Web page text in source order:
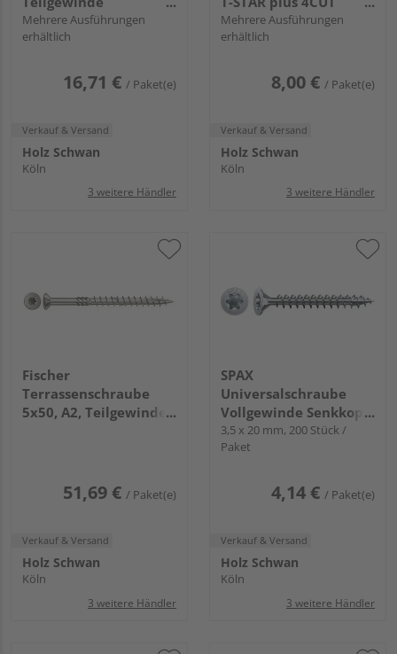
Linsensenkkopf extra
klein T-STAR plus T15
rostfrei A2 FH
Mehrere Ausführungen
erhältlich
16,71 € / Paket(e)
Verkauf & Versand
Holz Schwan
Köln
3 weitere Händler
WIROX
Mehrere Ausführungen
erhältlich
8,00 € / Paket(e)
Verkauf & Versand
Holz Schwan
Köln
3 weitere Händler
Fischer
Terrassenschraube
5x50, A2, Teilgewinde,
51,69 € / Paket(e)
Verkauf & Versand
Holz Schwan
Köln
3 weitere Händler
SPAX
Universalschraube
Vollgewinde Senkkopf
T-STAR plus T20 4CUT
WIROX FH
3,5 x 20 mm, 200 Stück /
Paket
4,14 € / Paket(e)
Verkauf & Versand
Holz Schwan
Köln
3 weitere Händler